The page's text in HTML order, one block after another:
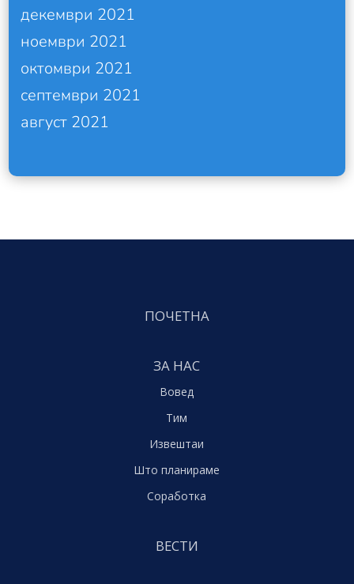
декември 2021
ноември 2021
октомври 2021
септември 2021
август 2021
ПОЧЕТНА
ЗА НАС
Вовед
Тим
Извештаи
Што планираме
Соработка
ВЕСТИ